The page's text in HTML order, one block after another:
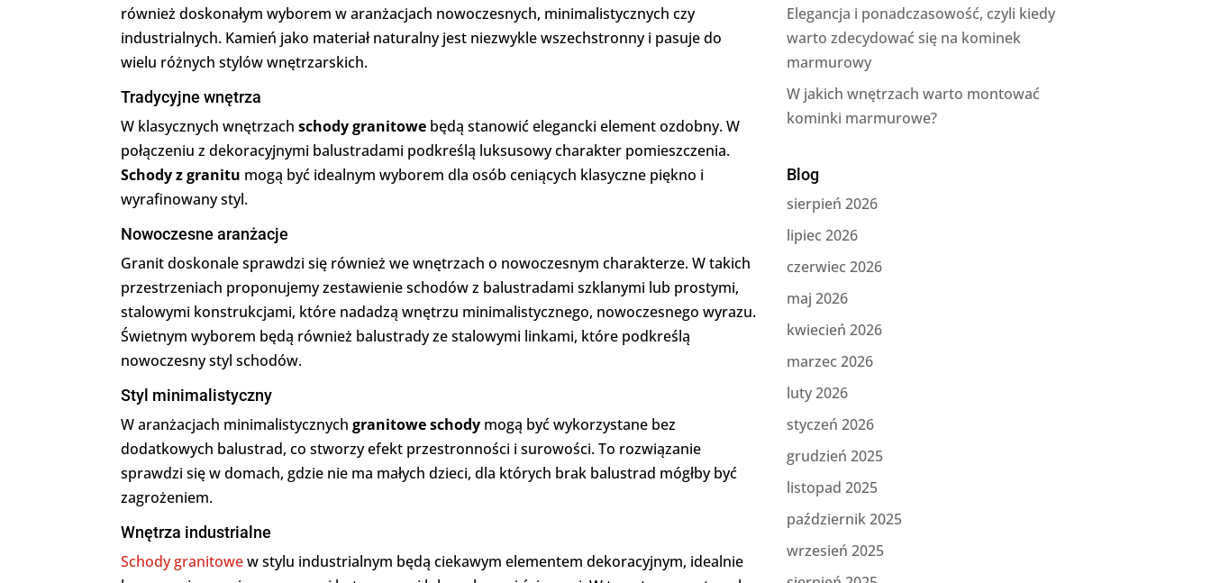
również doskonałym wyborem w aranżacjach nowoczesnych, minimalistycznych czy
industrialnych. Kamień jako materiał naturalny jest niezwykle wszechstronny i pasuje do
wielu różnych stylów wnętrzarskich.
Tradycyjne wnętrza
W klasycznych wnętrzachschody granitowe będą stanowić elegancki element ozdobny. W
połączeniu z dekoracyjnymi balustradami podkreślą luksusowy charakter pomieszczenia.
Schody z granitu mogą być idealnym wyborem dla osób ceniących klasyczne piękno i
wyrafinowany styl.
Nowoczesne aranżacje
Granit doskonale sprawdzi się również we wnętrzach o nowoczesnym charakterze. W takich
przestrzeniach proponujemy zestawienie schodów z balustradami szklanymi lub prostymi,
stalowymi konstrukcjami, które nadadzą wnętrzu minimalistycznego, nowoczesnego wyrazu.
Świetnym wyborem będą również balustrady ze stalowymi linkami, które podkreślą
nowoczesny styl schodów.
Styl minimalistyczny
W aranżacjach minimalistycznychgranitowe schody mogą być wykorzystane bez
dodatkowych balustrad, co stworzy efekt przestronności i surowości. To rozwiązanie
sprawdzi się w domach, gdzie nie ma małych dzieci, dla których brak balustrad mógłby być
zagrożeniem.
Wnętrza industrialne
Schody granitowew stylu industrialnym będą ciekawym elementem dekoracyjnym, idealnie
Elegancja i ponadczasowość, czyli kiedy
warto zdecydować się na kominek
marmurowy
W jakich wnętrzach warto montować
kominki marmurowe?
Blog
sierpień 2026
lipiec 2026
czerwiec 2026
maj 2026
kwiecień 2026
marzec 2026
luty 2026
styczeń 2026
grudzień 2025
listopad 2025
październik 2025
wrzesień 2025